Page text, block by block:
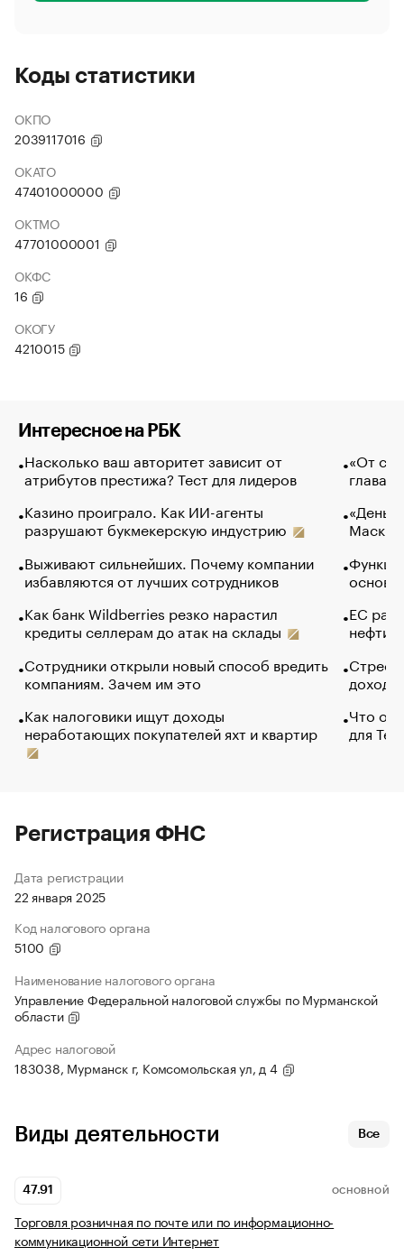
Коды статистики
ОКПО
2039117016
ОКАТО
47401000000
ОКТМО
47701000001
ОКФС
16
ОКОГУ
4210015
Интересное на РБК
Насколько ваш авторитет зависит от
атрибутов престижа? Тест для лидеров
Казино проиграло. Как ИИ-агенты
разрушают букмекерскую индустрию
Выживают сильнейших. Почему компании
избавляются от лучших сотрудников
Как банк Wildberries резко нарастил
кредиты селлерам до атак на склады
Сотрудники открыли новый способ вредить
компаниям. Зачем им это
Как налоговики ищут доходы
неработающих покупателей яхт и квартир
«От
глава
Маск в
основ
ЕС
нефти
Что
для
Регистрация ФНС
Дата регистрации
22 января 2025
Код налогового органа
5100
Наименование налогового органа
Управление Федеральной налоговой службы по Мурманской
области
Адрес налоговой
183038, Мурманск г, Комсомольская ул, д 4
Виды деятельности Все
47.91 ОСНОВНОЙ
Торговля розничная по почте или по информационно-
коммуникационной сети Интернет